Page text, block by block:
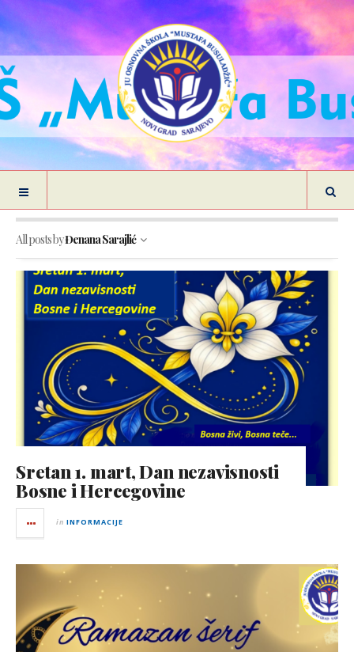
All posts byĐenana Sarajlić
Sretan 1. mart, Dan nezavisnosti
Bosne i Hercegovine
in INFORMACIJE